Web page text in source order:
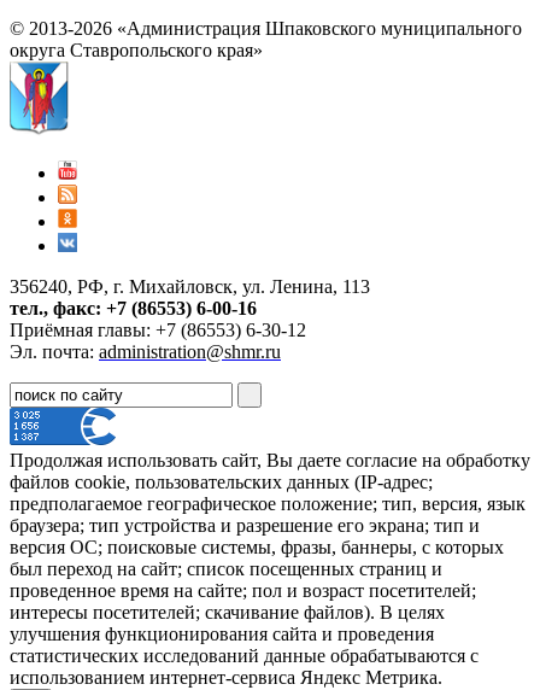
© 2013-2026 «Администрация Шпаковского муниципального
округа Ставропольского края»
356240, РФ, г. Михайловск, ул. Ленина, 113
тел., факс: +7 (86553) 6-00-16
Приёмная главы: +7 (86553) 6-30-12
Эл. почта: administration@shmr.ru
Продолжая использовать сайт, Вы даете согласие на обработку
файлов cookie, пользовательских данных (IP-адрес;
предполагаемое географическое положение; тип, версия, язык
браузера; тип устройства и разрешение его экрана; тип и
версия ОС; поисковые системы, фразы, баннеры, с которых
был переход на сайт; список посещенных страниц и
проведенное время на сайте; пол и возраст посетителей;
интересы посетителей; скачивание файлов). В целях
улучшения функционирования сайта и проведения
статистических исследований данные обрабатываются с
использованием интернет-сервиса Яндекс Метрика.